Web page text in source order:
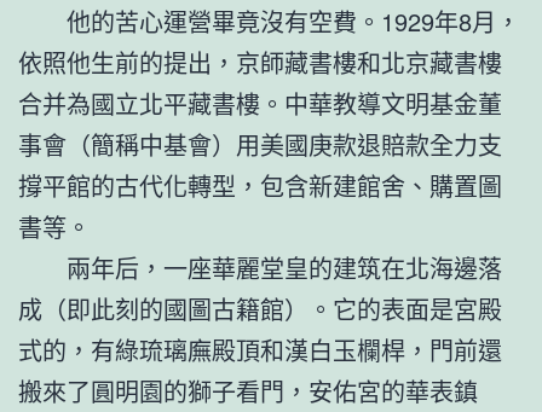
他的苦心運營畢竟沒有空費。1929年8月，
依照他生前的提出，京師藏書樓和北京藏書樓
合并為國立北平藏書樓。中華教導文明基金董
事會（簡稱中基會）用美國庚款退賠款全力支
撐平館的古代化轉型，包含新建館舍、購置圖
書等。
兩年后，一座華麗堂皇的建筑在北海邊落
成（即此刻的國圖古籍館）。它的表面是宮殿
式的，有綠琉璃廡殿頂和漢白玉欄桿，門前還
搬來了圓明園的獅子看門，安佑宮的華表鎮